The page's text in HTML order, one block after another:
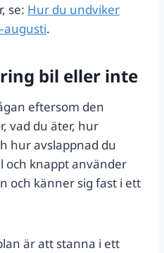
se: Hur du undviker
.
bil eller inte
eftersom den
vad du äter, hur
hur avslappnad du
och knappt använder
och känner sig fast i ett
är att stanna i ett